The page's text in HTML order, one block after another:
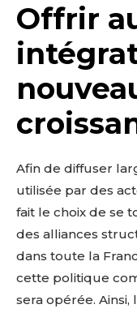
Offrir
Afin de diffuser
utilisée par des
fait le choix de se
des alliances
dans toute la
cette politique
sera opérée.